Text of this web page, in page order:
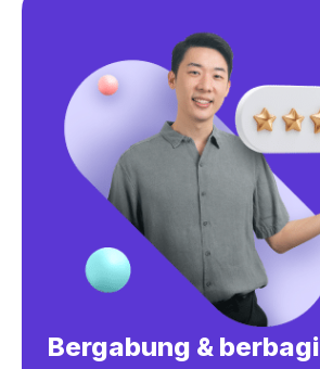
Bergabung & berbagi